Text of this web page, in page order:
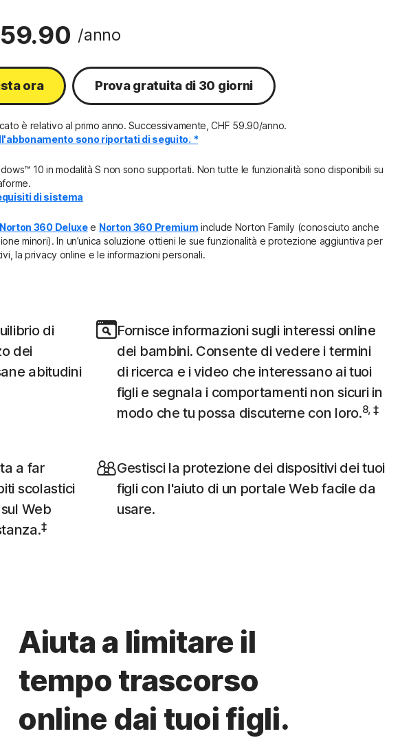
/anno
ora Prova gratuita di 30 giorni
è relativo al primo anno. Successivamente, CHF 59.90/anno.
sono riportati di seguito. *
10 in modalità S non sono supportati. Non tutte le funzionalità sono disponibili su
di sistema
Norton 360 Deluxee Norton 360 Premium include Norton Family (conosciuto anche
minori). In un’unica soluzione ottieni le sue funzionalità e protezione aggiuntiva per
la privacy online e le informazioni personali.
di
dei
abitudini
Fornisce informazioni sugli interessi online
dei bambini. Consente di vedere i termini
di ricerca e i video che interessano ai tuoi
figli e segnala i comportamenti non sicuri in
modo che tu possa discuterne con loro.8, ‡
a far
scolastici
Web
‡
Gestisci la protezione dei dispositivi dei tuoi
figli con l'aiuto di un portale Web facile da
usare.
Aiuta a limitare il
tempo trascorso
online dai tuoi figli.